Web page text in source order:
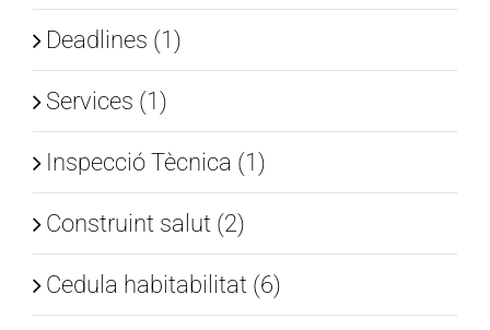
Deadlines (1)
Services (1)
Inspecció Tècnica (1)
Construint salut (2)
Cedula habitabilitat (6)